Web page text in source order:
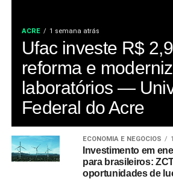
ACRE 1 semana atrás
Ufac investe R$
reforma e
laboratórios —
Federal do Acre
ECONOMIA E NEGÓCIOS
Investimento em
para brasileiros:
oportunidades de